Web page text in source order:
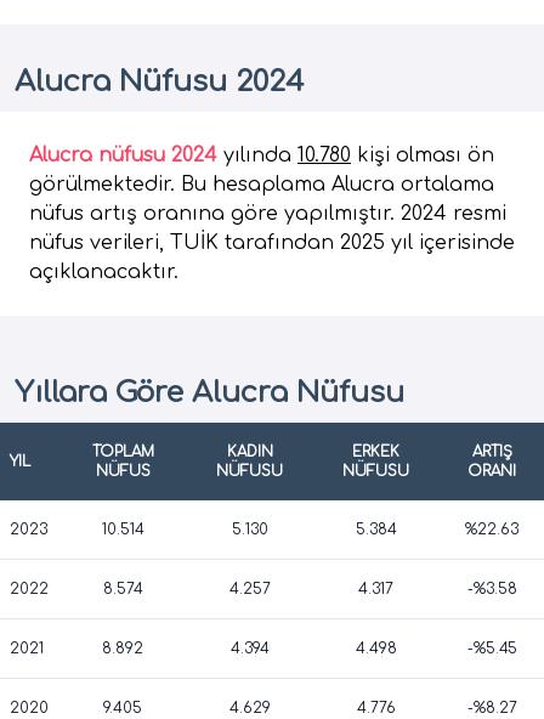
Alucra Nüfusu 2024
Alucra nüfusu 2024 yılında 10.780 kişi olması ön
görülmektedir. Bu hesaplama Alucra ortalama
nüfus artış oranına göre yapılmıştır. 2024 resmi
nüfus verileri, TUİK tarafından 2025 yıl içerisinde
açıklanacaktır.
Yıllara Göre Alucra Nüfusu
YIL
TOPLAM
NÜFUS
KADIN
NÜFUSU
ERKEK
NÜFUSU
ARTIŞ
ORANI
2023 10.514 5.130 5.384 %22.63
2022 8.574 4.257 4.317 -%3.58
2021 8.892 4.394 4.498 -%5.45
2020 9.405 4.629 4.776 -%8.27